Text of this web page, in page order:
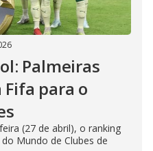
Palmeiras
para o
(27 de abril), o ranking
Mundo de Clubes de